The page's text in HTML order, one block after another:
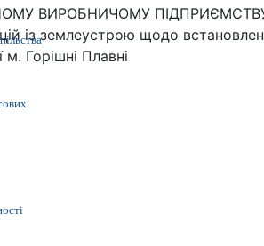
ВИРОБНИЧОМУ
із землеустрою щодо
м. Горішні Плавні